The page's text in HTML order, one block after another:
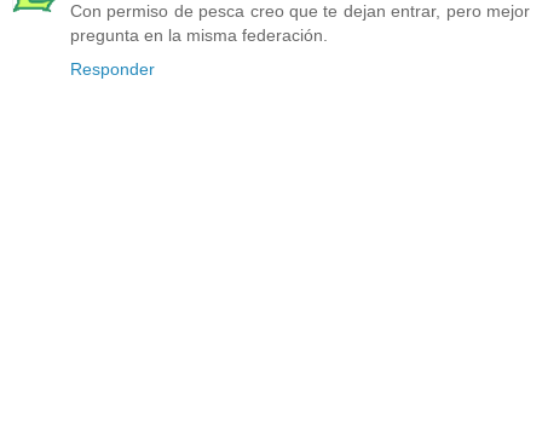
Con permiso de pesca creo que te dejan entrar, pero mejor
pregunta en la misma federación.
Responder